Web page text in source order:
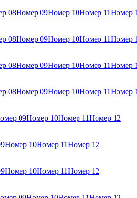
08Номер 09Номер 10Номер 11Номер
08Номер 09Номер 10Номер 11Номер
08Номер 09Номер 10Номер 11Номер
08Номер 09Номер 10Номер 11Номер
09Номер 10Номер 11Номер 12
Номер 10Номер 11Номер 12
Номер 10Номер 11Номер 12